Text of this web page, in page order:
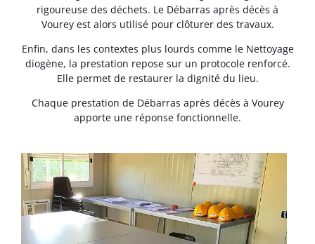
rigoureuse des déchets. Le Débarras après décès à
Vourey est alors utilisé pour clôturer des travaux.
Enfin, dans les contextes plus lourds comme le Nettoyage
diogène, la prestation repose sur un protocole renforcé.
Elle permet de restaurer la dignité du lieu.
Chaque prestation de Débarras après décès à Vourey
apporte une réponse fonctionnelle.